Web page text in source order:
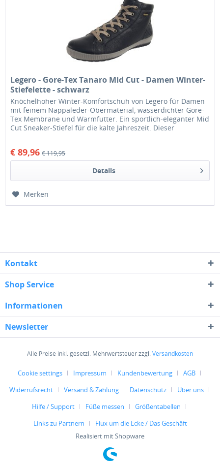
Legero - Gore-Tex Tanaro Mid Cut - Damen Winter-
Stiefelette - schwarz
Knöchelhoher Winter-Komfortschuh von Legero für Damen
mit feinem Nappaleder-Obermaterial, wasserdichter Gore-
Tex Membrane und Warmfutter. Ein sportlich-eleganter Mid
Cut Sneaker-Stiefel für die kalte Jahreszeit. Dieser
€ 89,96 € 119,95
Details
Merken
Kontakt
Shop Service
Informationen
Newsletter
Alle Preise inkl. gesetzl. Mehrwertsteuer zzgl.Versandkosten
Cookie settings Impressum Kundenbewertung
AGB
Widerrufsrecht
Versand & Zahlung Datenschutz
Über uns
Hilfe / Support
Füße messen
Größentabellen
Links zu Partnern
Flux um die Ecke / Das Geschäft
Realisiert mit Shopware